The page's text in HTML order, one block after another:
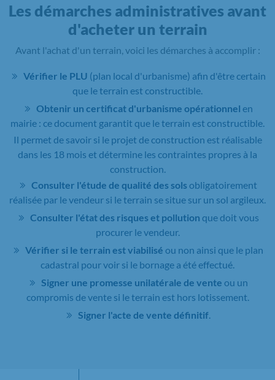
Les démarches administratives avant
d'acheter un terrain
Avant l'achat d'un terrain, voici les démarches à accomplir :
Vérifier le PLU (plan local d'urbanisme) afin d'être certain
que le terrain est constructible.
Obtenir un certificat d'urbanisme opérationnel en
mairie : ce document garantit que le terrain est constructible.
Il permet de savoir si le projet de construction est réalisable
dans les 18 mois et détermine les contraintes propres à la
construction.
Consulter l'étude de qualité des sols obligatoirement
réalisée par le vendeur si le terrain se situe sur un sol argileux.
Consulter l'état des risques et pollution que doit vous
procurer le vendeur.
Vérifier si le terrain est viabilisé ou non ainsi que le plan
cadastral pour voir si le bornage a été effectué.
Signer une promesse unilatérale de vente ou un
compromis de vente si le terrain est hors lotissement.
Signer l'acte de vente définitif